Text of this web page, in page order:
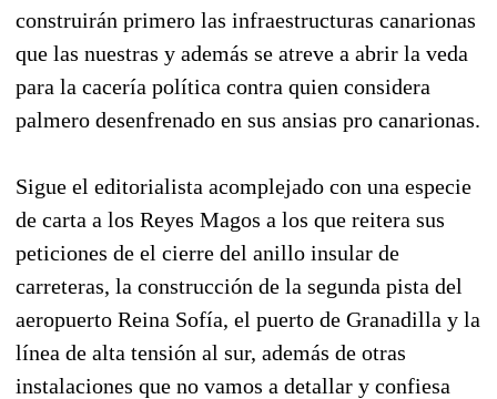
construirán primero las infraestructuras canarionas
que las nuestras y además se atreve a abrir la veda
para la cacería política contra quien considera
palmero desenfrenado en sus ansias pro canarionas.
Sigue el editorialista acomplejado con una especie
de carta a los Reyes Magos a los que reitera sus
peticiones de el cierre del anillo insular de
carreteras, la construcción de la segunda pista del
aeropuerto Reina Sofía, el puerto de Granadilla y la
línea de alta tensión al sur, además de otras
instalaciones que no vamos a detallar y confiesa